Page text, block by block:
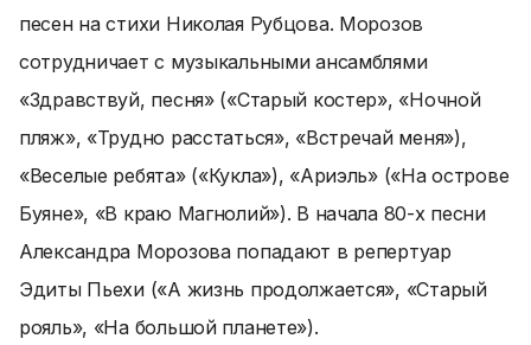
песен на стихи Николая Рубцова. Морозов
сотрудничает с музыкальными ансамблями
«Здравствуй, песня» («Старый костер», «Ночной
пляж», «Трудно расстаться», «Встречай меня»),
«Веселые ребята» («Кукла»), «Ариэль» («На острове
Буяне», «В краю Магнолий»). В начала 80-х песни
Александра Морозова попадают в репертуар
Эдиты Пьехи («А жизнь продолжается», «Старый
рояль», «На большой планете»).